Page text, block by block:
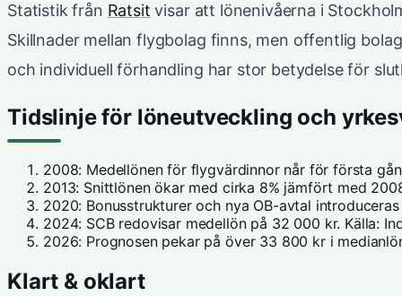
Statistik från Ratsit visar att lönenivåerna i
Skillnader mellan flygbolag finns, men offentlig
och individuell förhandling har stor betydelse för
Tidslinje för löneutveckling och
2008: Medellönen för flygvärdinnor når för första
2013: Snittlönen ökar med cirka 8% jämfört med
2020: Bonusstrukturer och nya OB-avtal
2024: SCB redovisar medellön på 32 000 kr. Källa:
2026: Prognosen pekar på över 33 800 kr i
Klart & oklart